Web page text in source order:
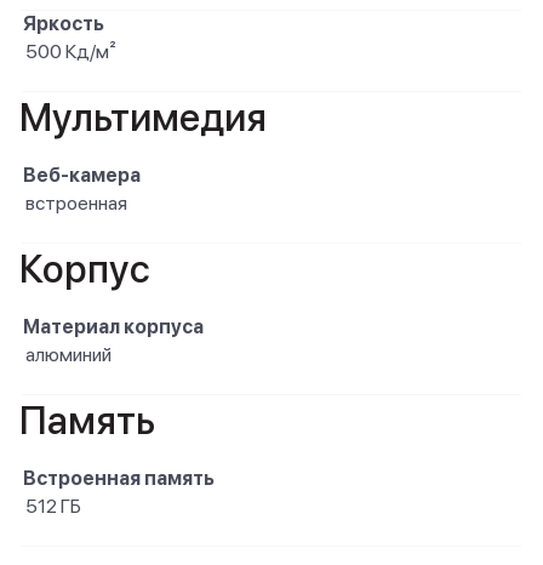
Яркость
500 Кд/м²
Мультимедия
Веб-камера
встроенная
Корпус
Материал корпуса
алюминий
Память
Встроенная память
512 ГБ